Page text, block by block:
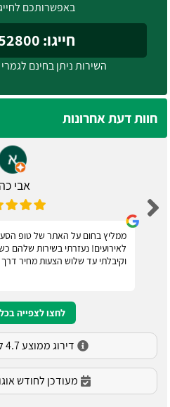
באפשרותכם
חייגו: 077-6052800
השירות ניתן בחינם
חוות דעת אחרונות
אבי
ממליץ בחום על האתר של טופ
לאירועים! נעזרתי בשירות שלהם
וקיבלתי עד שלוש הצעות מחיר
לחצו לצפייה
דירוג ממוצע 4.7 לפי 455 דירוגים
מעודכן לחודש